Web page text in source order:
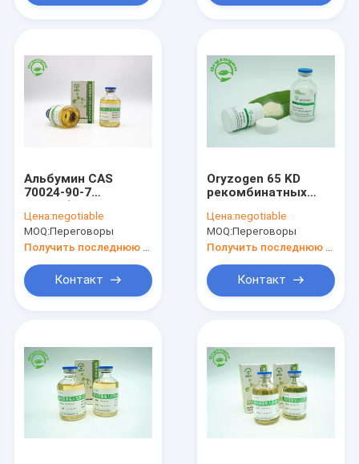
Дом
Продукты
Альбумин CAS
70024-90-7
ИМЕЕТ жидкость
для заливочной
среды
Цена:negotiable
MOQ:Переговоры
Контакт
Oryzogen 65 KD
рекомбинатных
вакционный CAS
70024 90 7
Цена:negotiable
MOQ:Переговоры
Контакт